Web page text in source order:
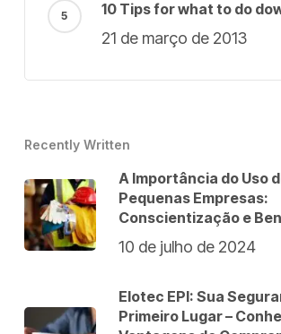
10 Tips for what to do
21 de março de 2013
Recently Written
A Importância do Uso
Pequenas Empresas:
Conscientização e
10 de julho de 2024
Elotec EPI: Sua
Primeiro Lugar –